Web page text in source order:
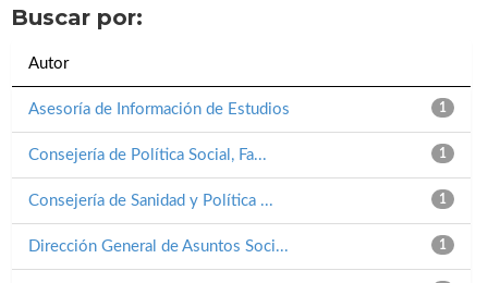
Buscar por:
Autor
1
Asesoría de Información de Estudios
1
Consejería de Política Social, Fa...
1
Consejería de Sanidad y Política ...
1
Dirección General de Asuntos Soci...